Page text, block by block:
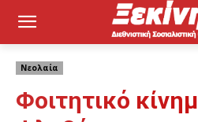
Νεολαία
Φοιτητικό